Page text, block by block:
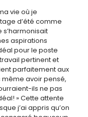
vie où je
d’été comme
aspirations
pour le poste
pertinent et
parfaitement aux
avoir pensé,
ils ne pas
» Cette attente
j’ai appris qu’on